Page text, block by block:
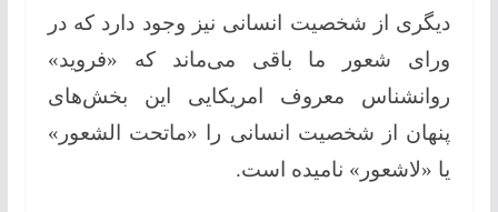
دیگری از شخصیت انسانی نیز وجود دارد كه در
ورای شعور ما باقی می‌ماند كه «فروید»
روانشناس معروف امریكایی این بخش‌های
پنهان از شخصیت انسانی را «ماتحت الشعور»
یا «لاشعور» نامیده است.